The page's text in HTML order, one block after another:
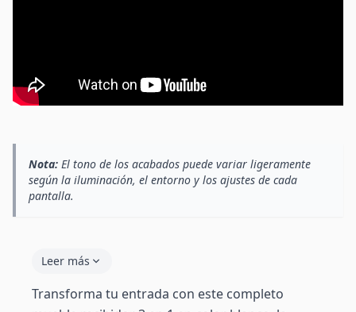
Nota: El tono de los acabados puede variar ligeramente
según la iluminación, el entorno y los ajustes de cada
pantalla.
Leer más
Transforma tu entrada con este completo